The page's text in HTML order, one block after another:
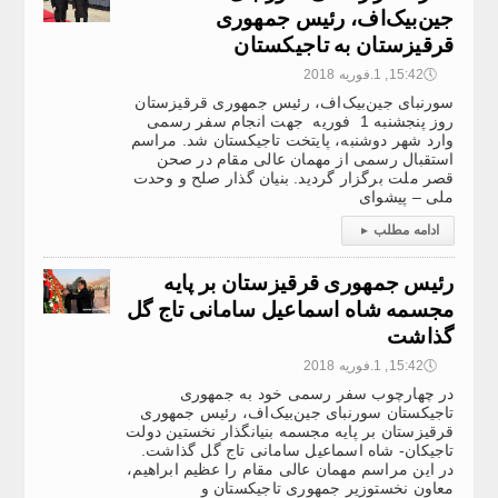
جین‌بیک‌اف، رئیس جمهوری
قرقیزستان به تاجیکستان
🕔15:42, 1.فوریه 2018
سورنبای جین‌بیک‌اف، رئیس جمهوری قرقیزستان
روز پنجشنبه 1 فوریه جهت انجام سفر رسمی
وارد شهر دوشنبه، پایتخت تاجیکستان شد. مراسم
استقبال رسمی از مهمان عالی مقام در صحن
قصر ملت برگزار گردید. بنیان گذار صلح و وحدت
ملی – پیشوای
ادامه مطلب ▸
رئیس جمهوری قرقیزستان بر پایه
مجسمه شاه اسماعیل سامانی تاج گل
گذاشت
🕔15:42, 1.فوریه 2018
در چهارچوب سفر رسمی خود به جمهوری
تاجیکستان سورنبای جین‌بیک‌اف، رئیس جمهوری
قرقیزستان بر پایه مجسمه بنیان­گذار نخستین دولت
تاجیکان- شاه اسماعیل سامانی تاج گل گذاشت.
در این مراسم مهمان عالی مقام را عظیم ابراهیم،
معاون نخست­وزیر جمهوری تاجیکستان و